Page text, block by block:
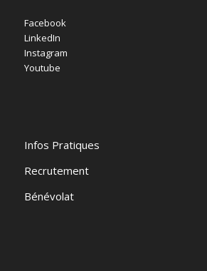
Facebook
LinkedIn
Instagram
Youtube
Infos Pratiques
Recrutement
Bénévolat